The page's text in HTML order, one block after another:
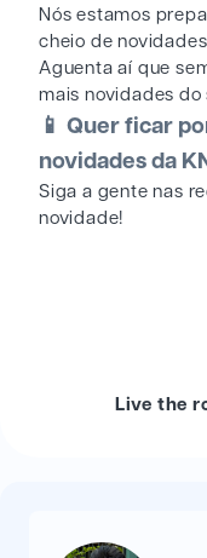
Nós estamos
cheio de
Aguenta aí que
mais novidades do
📱 Quer ficar
novidades da
Siga a gente nas
novidade!
Live the